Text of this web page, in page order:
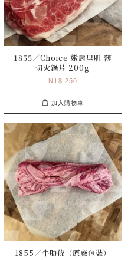
1855／Choice 嫩肩里肌 薄
切火鍋片 200g
NT$ 250
加入購物車
1855／牛肋條（原廠包裝）